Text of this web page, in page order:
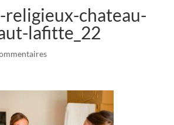
religieux-chateau-
lafitte_22